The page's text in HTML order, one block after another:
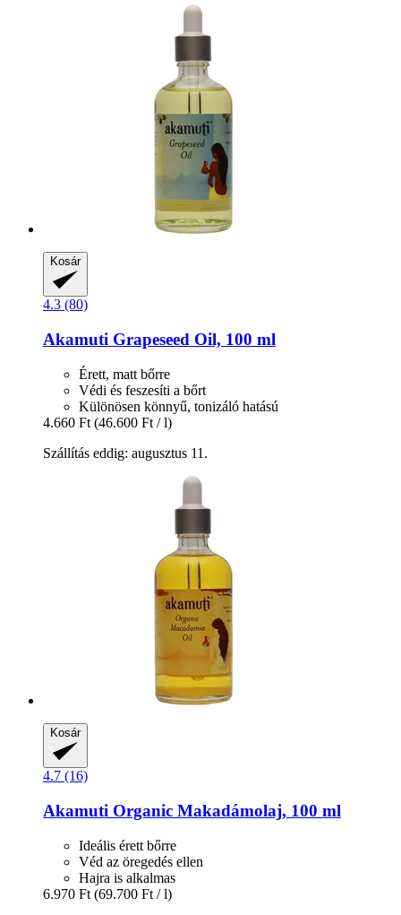
Kosár
4.3 (80)
Akamuti Grapeseed Oil, 100 ml
Érett, matt bőrre
Védi és feszesíti a bőrt
Különösen könnyű, tonizáló hatású
4.660 Ft (46.600 Ft / l)
Szállítás eddig: augusztus 11.
Kosár
4.7 (16)
Akamuti Organic Makadámolaj, 100 ml
Ideális érett bőrre
Véd az öregedés ellen
Hajra is alkalmas
6.970 Ft (69.700 Ft / l)